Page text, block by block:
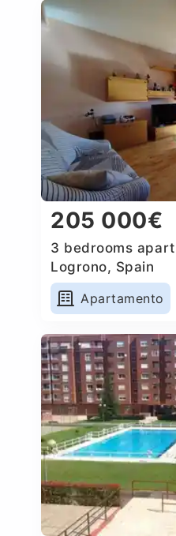
205 000€
3 bedrooms
Logrono, Spain
Apartamento